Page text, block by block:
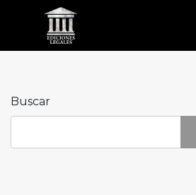
Buscar